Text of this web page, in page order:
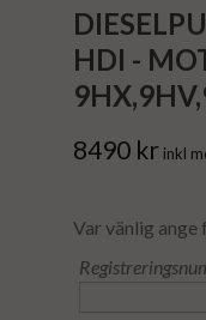
HDI -
8490 kr inkl
Var vänlig ange